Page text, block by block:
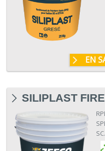
EN
SILIPLAST